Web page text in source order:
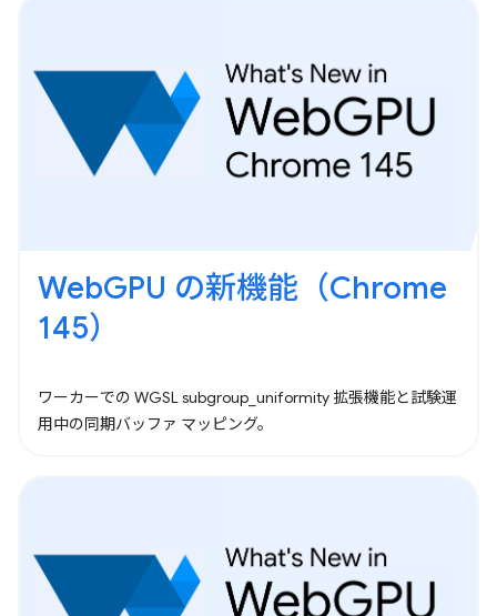
WebGPU の新機能（Chrome
145）
ワーカーでの WGSL subgroup_uniformity 拡張機能と試験運
用中の同期バッファ マッピング。